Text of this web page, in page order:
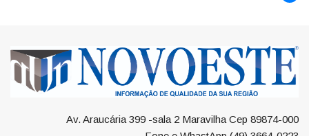
Av. Araucária 399 -sala 2 Maravilha Cep 89874-000